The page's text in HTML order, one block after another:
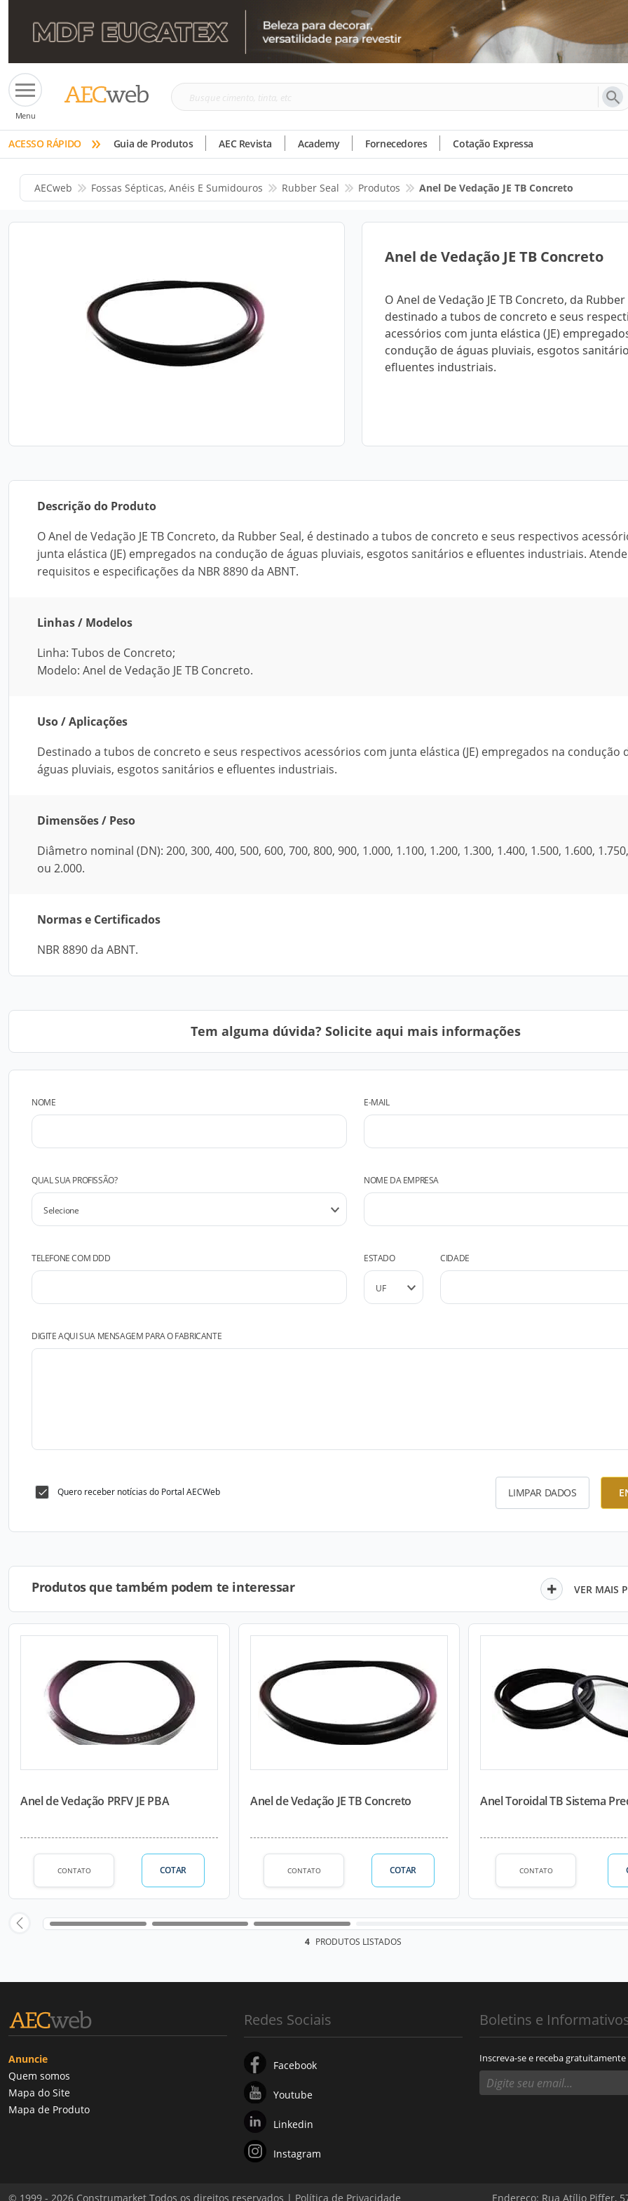
Menu
Busque
tinta,
etc
ACESSO RÁPIDO » Guia de Produtos AEC Revista Academy Fornecedores Cotação Expressa
AECweb Fossas Sépticas, Anéis E Sumidouros Rubber Seal Produtos Anel De Vedação JE TB Concreto
Anel de Vedação JE TB Concreto
O Anel de Vedação JE TB Concreto, da Rubber
destinado a tubos de concreto e seus
acessórios com junta elástica (JE)
condução de águas pluviais, esgotos
efluentes industriais.
Descrição do Produto
O Anel de Vedação JE TB Concreto, da Rubber Seal, é destinado a tubos de concreto e seus respectivos
junta elástica (JE) empregados na condução de águas pluviais, esgotos sanitários e efluentes industriais.
requisitos e especificações da NBR 8890 da ABNT.
Linhas / Modelos
Linha: Tubos de Concreto;
Modelo: Anel de Vedação JE TB Concreto.
Uso / Aplicações
Destinado a tubos de concreto e seus respectivos acessórios com junta elástica (JE) empregados na condução
águas pluviais, esgotos sanitários e efluentes industriais.
Dimensões / Peso
Diâmetro nominal (DN): 200, 300, 400, 500, 600, 700, 800, 900, 1.000, 1.100, 1.200, 1.300, 1.400, 1.500, 1.600,
ou 2.000.
Normas e Certificados
NBR 8890 da ABNT.
Tem alguma dúvida? Solicite aqui mais informações
NOME E-MAIL
QUAL SUA PROFISSÃO? NOME DA EMPRESA
TELEFONE COM DDD ESTADO CIDADE
DIGITE AQUI SUA MENSAGEM PARA O FABRICANTE
Quero receber notícias do Portal AECWeb LIMPAR DADOS
Produtos que também podem te interessar VER MAIS
Anel de Vedação PRFV JE PBA
CONTATO COTAR
Anel de Vedação JE TB Concreto
CONTATO COTAR
Anel Toroidal TB Sistema
CONTATO
4 PRODUTOS LISTADOS
Anuncie
Quem somos
Mapa do Site
Mapa de Produto
Redes Sociais
Facebook
Youtube
Linkedin
Instagram
Boletins e
Inscreva-se e receba gratuitamente
© 1999 - 2026 Construmarket Todos os direitos reservados | Política de Privacidade Endereço: Rua Atílio Piffer,